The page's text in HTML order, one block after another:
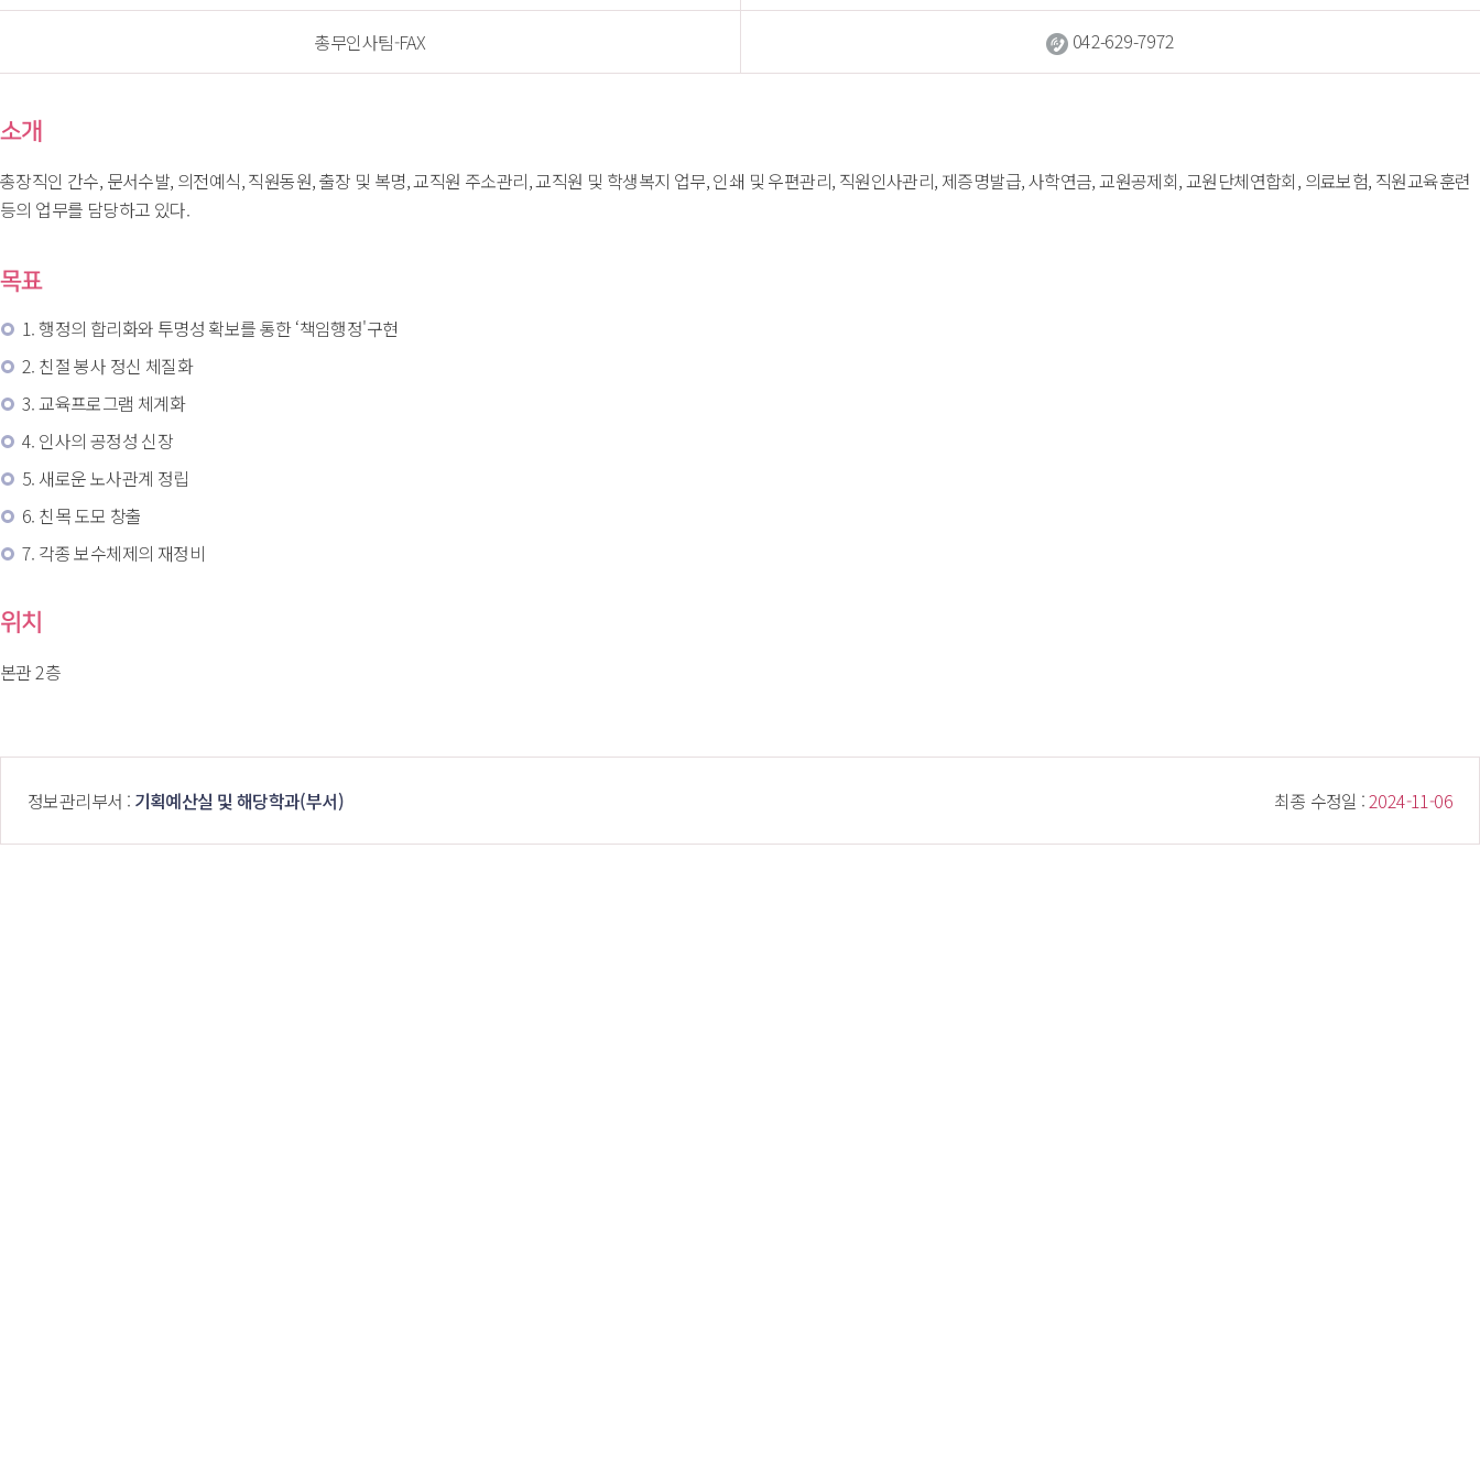
총무인사팀-FAX 042-629-7972
소개
총장직인 간수, 문서수발, 의전예식, 직원동원, 출장 및 복명, 교직원 주소관리, 교직원 및 학생복지 업무, 인쇄 및 우편관리, 직원인사관리, 제증명발급, 사학연금, 교원공제회, 교원단체연합회, 의료보험, 직원교육훈련
등의 업무를 담당하고 있다.
목표
1. 행정의 합리화와 투명성 확보를 통한 ‘책임행정'구현
2. 친절 봉사 정신 체질화
3. 교육프로그램 체계화
4. 인사의 공정성 신장
5. 새로운 노사관계 정립
6. 친목 도모 창출
7. 각종 보수체제의 재정비
위치
본관 2층
정보관리부서 : 기획예산실 및 해당학과(부서) 최종 수정일 : 2024-11-06